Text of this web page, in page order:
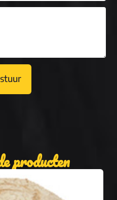
producten